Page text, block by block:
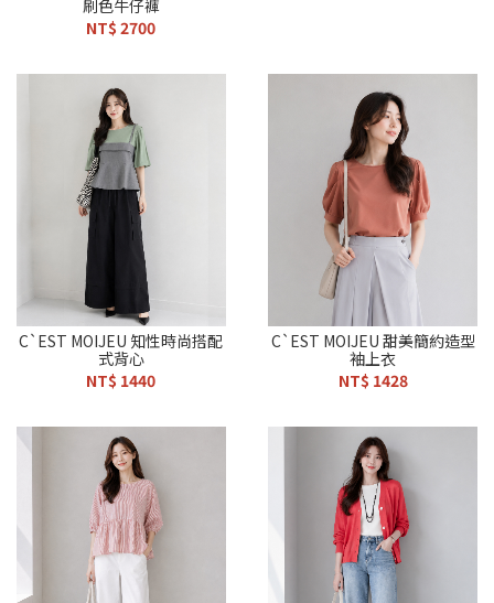
刷色牛仔褲
NT$ 2700
C`EST MOIJEU 知性時尚搭配
式背心
NT$ 1440
C`EST MOIJEU 甜美簡約造型
袖上衣
NT$ 1428